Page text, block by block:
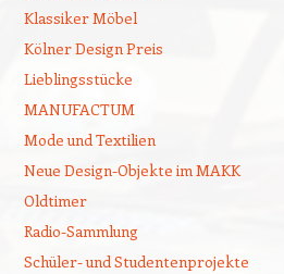
Klassiker Möbel
Kölner Design Preis
Lieblingsstücke
MANUFACTUM
Mode und Textilien
Neue Design-Objekte im MAKK
Oldtimer
Radio-Sammlung
Schüler- und Studentenprojekte